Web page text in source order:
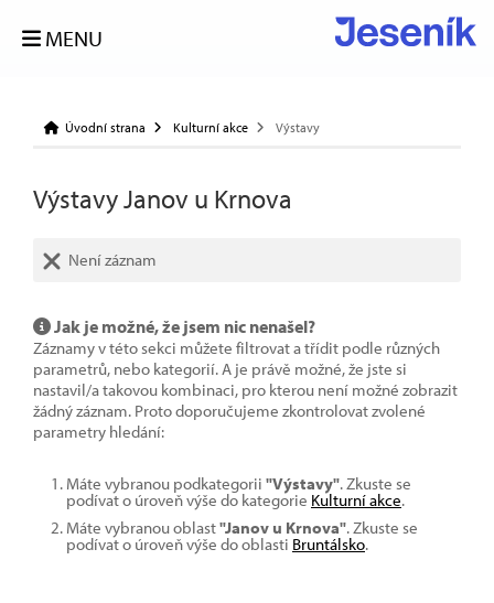
MENU
Úvodní strana Kulturní akce Výstavy
Výstavy Janov u Krnova
Není záznam
Jak je možné, že jsem nic nenašel?
Záznamy v této sekci můžete filtrovat a třídit podle různých
parametrů, nebo kategorií. A je právě možné, že jste si
nastavil/a takovou kombinaci, pro kterou není možné zobrazit
žádný záznam. Proto doporučujeme zkontrolovat zvolené
parametry hledání:
Máte vybranou podkategorii "Výstavy". Zkuste se
podívat o úroveň výše do kategorie Kulturní akce.
Máte vybranou oblast"Janov u Krnova". Zkuste se
podívat o úroveň výše do oblasti Bruntálsko.